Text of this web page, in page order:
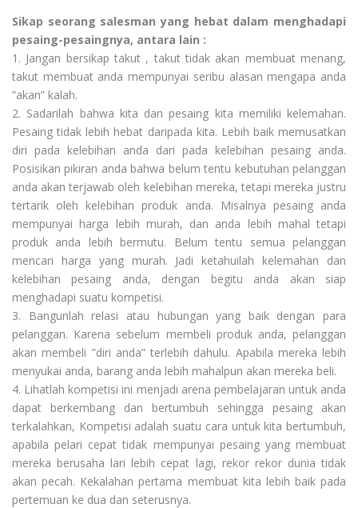
Sikap seorang salesman yang hebat dalam menghadapi
pesaing-pesaingnya, antara lain :
1. Jangan bersikap takut , takut tidak akan membuat menang,
takut membuat anda mempunyai seribu alasan mengapa anda
”akan” kalah.
2. Sadarilah bahwa kita dan pesaing kita memiliki kelemahan.
Pesaing tidak lebih hebat daripada kita. Lebih baik memusatkan
diri pada kelebihan anda dari pada kelebihan pesaing anda.
Posisikan pikiran anda bahwa belum tentu kebutuhan pelanggan
anda akan terjawab oleh kelebihan mereka, tetapi mereka justru
tertarik oleh kelebihan produk anda. Misalnya pesaing anda
mempunyai harga lebih murah, dan anda lebih mahal tetapi
produk anda lebih bermutu. Belum tentu semua pelanggan
mencari harga yang murah. Jadi ketahuilah kelemahan dan
kelebihan pesaing anda, dengan begitu anda akan siap
menghadapi suatu kompetisi.
3. Bangunlah relasi atau hubungan yang baik dengan para
pelanggan. Karena sebelum membeli produk anda, pelanggan
akan membeli ”diri anda” terlebih dahulu. Apabila mereka lebih
menyukai anda, barang anda lebih mahalpun akan mereka beli.
4. Lihatlah kompetisi ini menjadi arena pembelajaran untuk anda
dapat berkembang dan bertumbuh sehingga pesaing akan
terkalahkan, Kompetisi adalah suatu cara untuk kita bertumbuh,
apabila pelari cepat tidak mempunyai pesaing yang membuat
mereka berusaha lari lebih cepat lagi, rekor rekor dunia tidak
akan pecah. Kekalahan pertama membuat kita lebih baik pada
pertemuan ke dua dan seterusnya.